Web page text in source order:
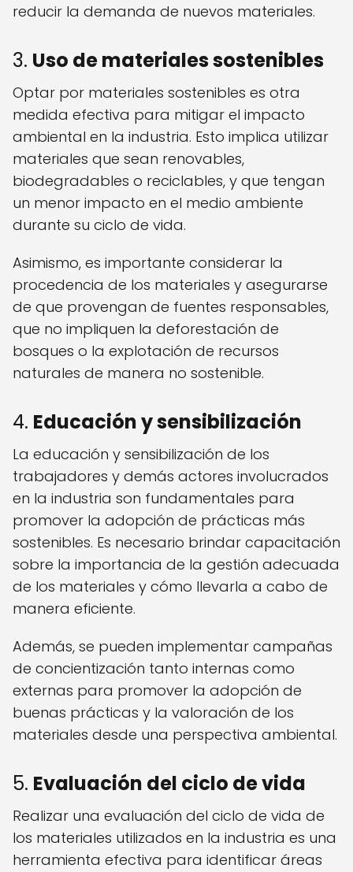
reducir la demanda de nuevos materiales.
3. Uso de materiales sostenibles
Optar por materiales sostenibles es otra
medida efectiva para mitigar el impacto
ambiental en la industria. Esto implica utilizar
materiales que sean renovables,
biodegradables o reciclables, y que tengan
un menor impacto en el medio ambiente
durante su ciclo de vida.
Asimismo, es importante considerar la
procedencia de los materiales y asegurarse
de que provengan de fuentes responsables,
que no impliquen la deforestación de
bosques o la explotación de recursos
naturales de manera no sostenible.
4. Educación y sensibilización
La educación y sensibilización de los
trabajadores y demás actores involucrados
en la industria son fundamentales para
promover la adopción de prácticas más
sostenibles. Es necesario brindar capacitación
sobre la importancia de la gestión adecuada
de los materiales y cómo llevarla a cabo de
manera eficiente.
Además, se pueden implementar campañas
de concientización tanto internas como
externas para promover la adopción de
buenas prácticas y la valoración de los
materiales desde una perspectiva ambiental.
5. Evaluación del ciclo de vida
Realizar una evaluación del ciclo de vida de
los materiales utilizados en la industria es una
herramienta efectiva para identificar áreas